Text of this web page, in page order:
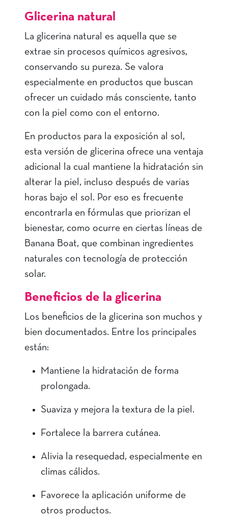
Glicerina natural
La glicerina natural es aquella que se
extrae sin procesos químicos agresivos,
conservando su pureza. Se valora
especialmente en productos que buscan
ofrecer un cuidado más consciente, tanto
con la piel como con el entorno.
En productos para la exposición al sol,
esta versión de glicerina ofrece una ventaja
adicional la cual mantiene la hidratación sin
alterar la piel, incluso después de varias
horas bajo el sol. Por eso es frecuente
encontrarla en fórmulas que priorizan el
bienestar, como ocurre en ciertas líneas de
Banana Boat, que combinan ingredientes
naturales con tecnología de protección
solar.
Beneficios de la glicerina
Los beneficios de la glicerina son muchos y
bien documentados. Entre los principales
están:
Mantiene la hidratación de forma
prolongada.
Suaviza y mejora la textura de la piel.
Fortalece la barrera cutánea.
Alivia la resequedad, especialmente en
climas cálidos.
Favorece la aplicación uniforme de
otros productos.